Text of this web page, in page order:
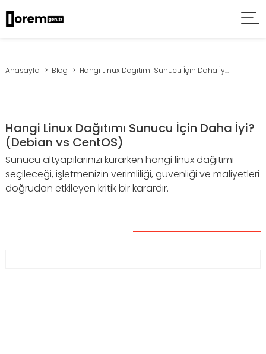
Anasayfa Blog Hangi Linux Dağıtımı Sunucu İçin Daha İy...
Hangi Linux Dağıtımı Sunucu İçin Daha İyi?
(Debian vs CentOS)
Sunucu altyapılarınızı kurarken hangi linux dağıtımı
seçileceği, işletmenizin verimliliği, güvenliği ve maliyetleri
doğrudan etkileyen kritik bir karardır.